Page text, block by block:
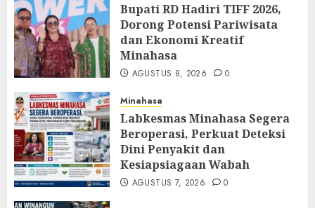
Bupati RD Hadiri TIFF 2026,
Dorong Potensi Pariwisata
dan Ekonomi Kreatif
Minahasa
AGUSTUS 8, 2026 0
Minahasa
Labkesmas Minahasa Segera
Beroperasi, Perkuat Deteksi
Dini Penyakit dan
Kesiapsiagaan Wabah
AGUSTUS 7, 2026 0